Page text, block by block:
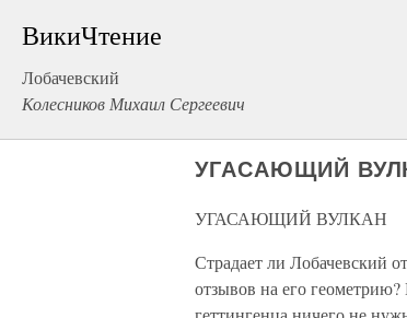
ВикиЧтение
Лобачевский
Колесников Михаил Сергеевич
УГАСАЮЩИЙ
УГАСАЮЩИЙ ВУЛКАН
Страдает ли Лобачевский
отзывов на его